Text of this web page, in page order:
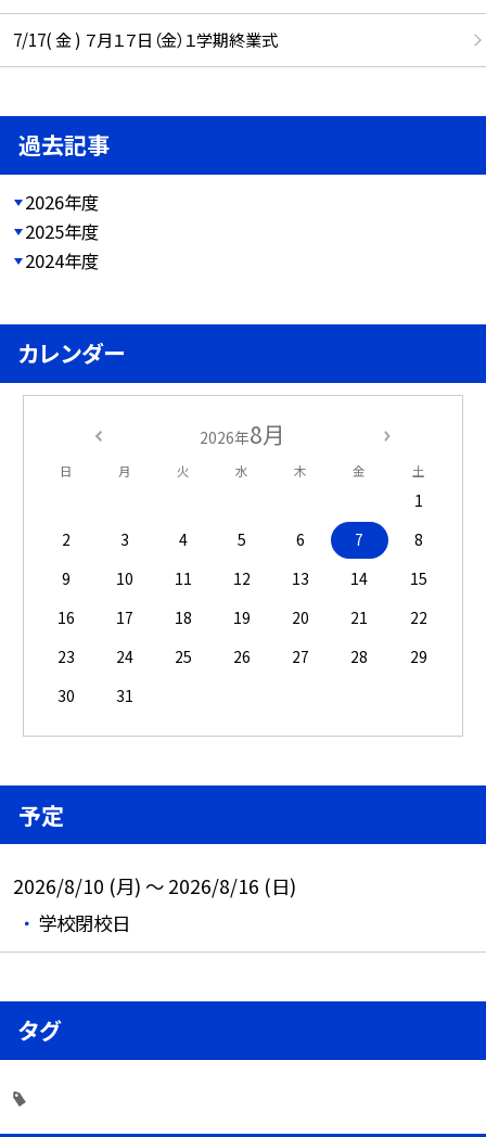
7/17( 金 ) ７月１７日（金）１学期終業式
過去記事
2026年度
2025年度
2024年度
カレンダー
2026年8月
日 月 火 水 木 金 土
1
2
3 4 5 6 7
8
9
10 11 12 13 14
15
16
17 18 19 20 21
22
23
24 25 26 27 28
29
30
31
予定
2026/8/10 (月) ～ 2026/8/16 (日)
学校閉校日
タグ